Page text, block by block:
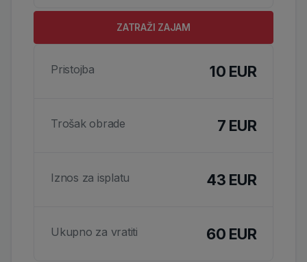
ZATRAŽI ZAJAM
Pristojba 10 EUR
Trošak obrade 7 EUR
Iznos za isplatu 43 EUR
Ukupno za vratiti 60 EUR